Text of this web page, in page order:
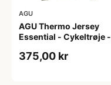
AGU
AGU Thermo Jersey
Essential - Cykeltrøje -
XXL
375,00 kr